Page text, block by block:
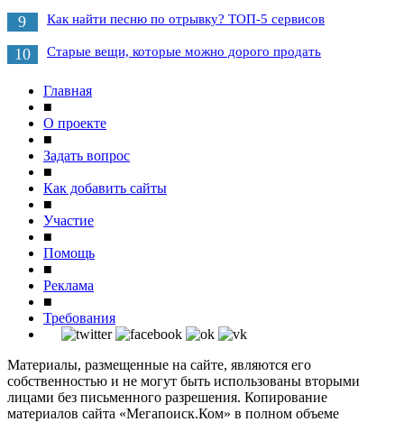
9 Как найти песню по отрывку? ТОП-5 сервисов
10 Старые вещи, которые можно дорого продать
Главная
■
О проекте
■
Задать вопрос
■
Как добавить сайты
■
Участие
■
Помощь
■
Реклама
■
Требования
Материалы, размещенные на сайте, являются его
собственностью и не могут быть использованы вторыми
лицами без письменного разрешения. Копирование
материалов сайта «Мегапоиск.Ком» в полном объеме